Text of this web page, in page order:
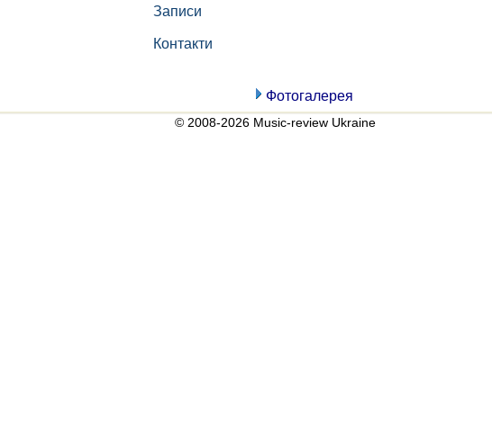
Записи
Контакти
Фотогалерея
© 2008-2026 Music-review Ukraine